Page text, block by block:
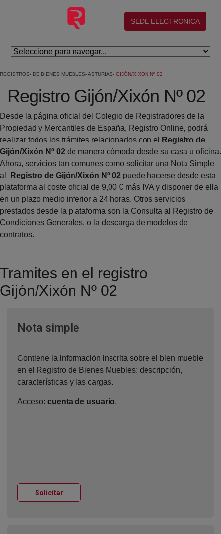
Skip to Main Content
(abre en nueva ventana)
SEDE ELECTRONICA
REGISTROS DE BIENES MUEBLES ASTURIAS GIJÓN/XIXÓN Nº 02
Registro Gijón/Xixón Nº 02
Desde la página oficial del Colegio de Registradores de la
Propiedad y Mercantiles de España, Registro Online, podrá
realizar todos los trámites relacionados con el
Registro de
Gijón/Xixón Nº 02 de manera cómoda desde su casa u oficina.
Ahora, servicios tan comunes como solicitar una Nota Simple
al
Registro de Gijón/Xixón Nº 02 puede hacerse desde esta
plataforma al coste oficial de 9,00 € más IVA y disponer de ella
en un plazo medio inferior a 24 horas. Otros servicios
prestados desde la plataforma son la Consulta al Registro de
Condiciones Generales, o la descarga de modelos de
contratos.
Tramites en el registro
Gijón/Xixón Nº 02
Nota simpleVentana nueva
Contiene la información inscrita sobre el bien mueble
en el Registro de Bienes Muebles: descripción,
características y las cargas.
Acceso: cuenta de usuario.
Solicitar